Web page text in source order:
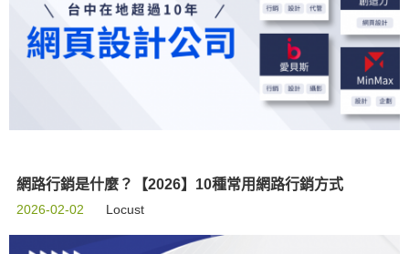
網路行銷是什麼？【2026】10種常用網路行銷方式
2026-02-02 Locust